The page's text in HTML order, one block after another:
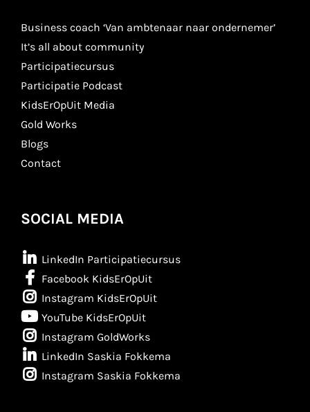
Business coach ‘Van ambtenaar naar ondernemer’
It’s all about community
Participatiecursus
Participatie Podcast
KidsErOpUit Media
Gold Works
Blogs
Contact
SOCIAL MEDIA
LinkedIn Participatiecursus
Facebook KidsErOpUit
Instagram KidsErOpUit
YouTube KidsErOpUit
Instagram GoldWorks
LinkedIn Saskia Fokkema
Instagram Saskia Fokkema